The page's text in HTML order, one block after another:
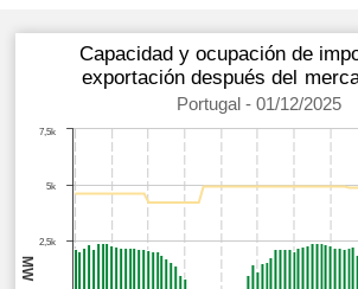
MW
Capacidad y ocupación de
exportación después del
Portugal - 01/12/2025
2,5k
5k
7,5k